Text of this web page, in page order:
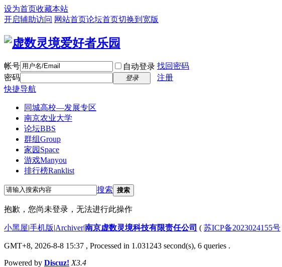
设为首页收藏本站
开启辅助访问 网站首页论坛首页切换到宽版
帐号 自动登录 找回密码
密码
登录
注册
快捷导航
同城高校—发展专区
南京农业大学
论坛BBS
群组Group
家园 Space
游戏Manyou
排行榜Ranklist
搜索 搜索
抱歉，您尚未登录，无法进行此操作
小黑屋|手机版|Archiver|南京虚数灵境科技有限责任公司 ( 苏ICP备2023024155号
GMT+8, 2026-8-8 15:37 , Processed in 1.031243 second(s), 6 queries .
Powered by Discuz! X3.4